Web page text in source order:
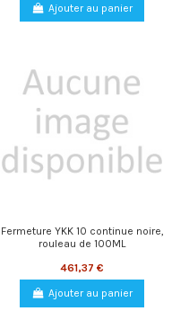
Ajouter au panier
Fermeture YKK 10 continue noire,
rouleau de 100ML
461,37 €
Ajouter au panier